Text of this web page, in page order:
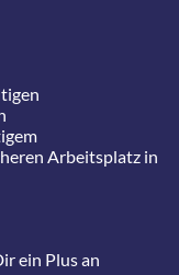
Arbeitsplatz in
ein Plus an